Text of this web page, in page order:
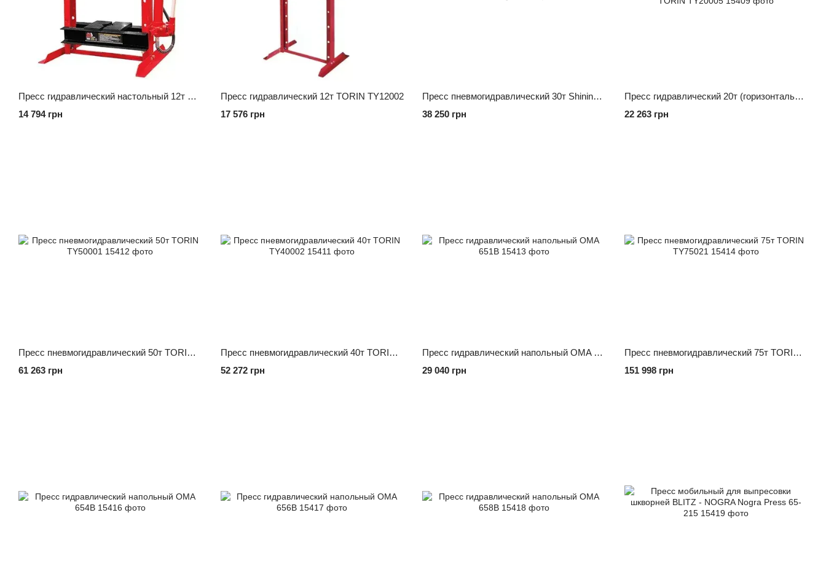
Пресс гидравлический настольный 12т TORIN TY12001
14 794 грн
Пресс гидравлический 12т TORIN TY12002
17 576 грн
Пресс пневмогидравлический 30т Shininberg
38 250 грн
Пресс гидравлический 20т (горизонтальное расположение насоса) TORIN TY20005
22 263 грн
Пресс пневмогидравлический 50т TORIN TY50001
61 263 грн
Пресс пневмогидравлический 40т TORIN TY40002
52 272 грн
Пресс гидравлический напольный OMA 651B
29 040 грн
Пресс пневмогидравлический 75т TORIN TY75021
151 998 грн